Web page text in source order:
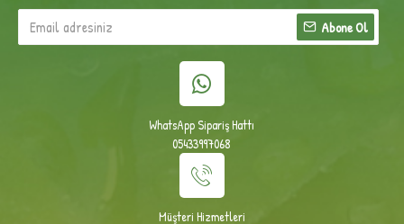
Abone Ol
WhatsApp Sipariş Hattı
05433997068
Müşteri Hizmetleri